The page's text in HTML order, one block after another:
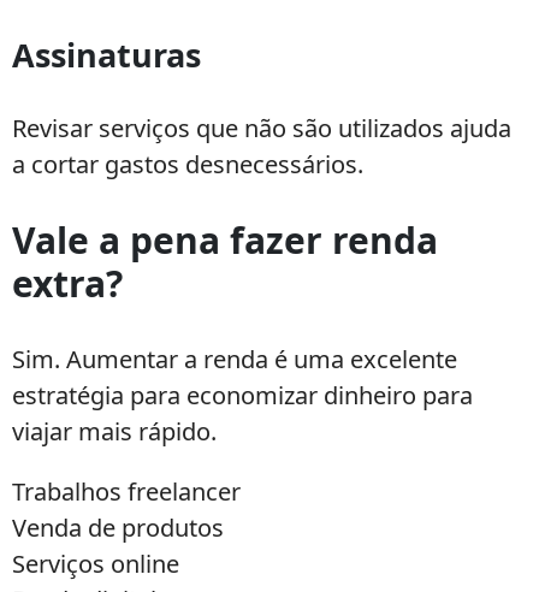
Assinaturas
Revisar serviços que não são utilizados ajuda
a cortar gastos desnecessários.
Vale a pena fazer renda
extra?
Sim. Aumentar a renda é uma excelente
estratégia para economizar dinheiro para
viajar mais rápido.
Trabalhos freelancer
Venda de produtos
Serviços online